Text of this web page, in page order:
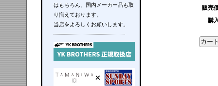
はもちろん、国内メーカー品も取
り揃えております。
当店をよろしくお願いします。
販売
購